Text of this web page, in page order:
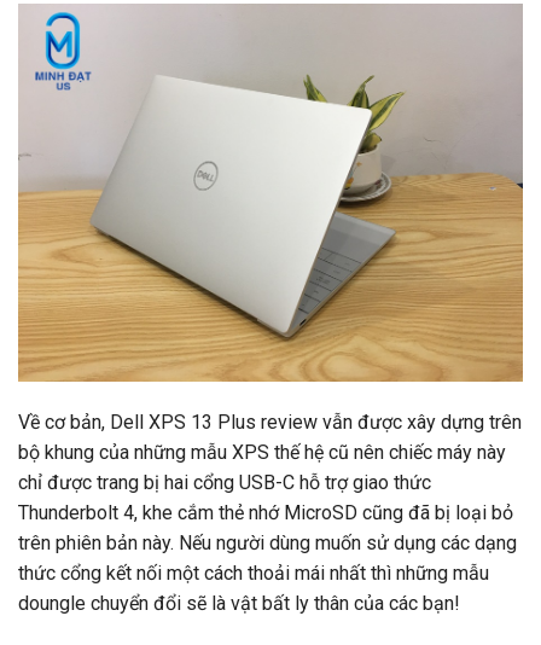
Về cơ bản, Dell XPS 13 Plus review vẫn được xây dựng trên
bộ khung của những mẫu XPS thế hệ cũ nên chiếc máy này
chỉ được trang bị hai cổng USB-C hỗ trợ giao thức
Thunderbolt 4, khe cắm thẻ nhớ MicroSD cũng đã bị loại bỏ
trên phiên bản này. Nếu người dùng muốn sử dụng các dạng
thức cổng kết nối một cách thoải mái nhất thì những mẫu
doungle chuyển đổi sẽ là vật bất ly thân của các bạn!